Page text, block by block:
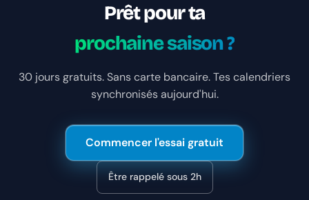
Prêt pour ta
prochaine saison ?
30 jours gratuits. Sans carte bancaire. Tes calendriers
synchronisés aujourd'hui.
Commencer l'essai gratuit
Être rappelé sous 2h